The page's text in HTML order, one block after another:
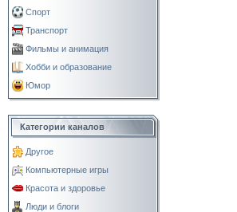
Спорт
Транспорт
Фильмы и анимация
Хобби и образование
Юмор
Категории каналов
Другое
Компьютерные игры
Красота и здоровье
Люди и блоги